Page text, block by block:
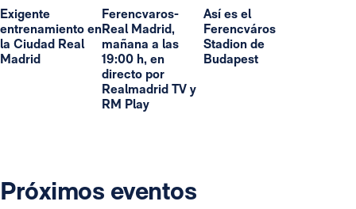
Exigente
entrenamiento en
la Ciudad Real
Madrid
Ferencvaros-
Real Madrid,
mañana a las
19:00 h, en
directo por
Realmadrid TV y
RM Play
Así es el
Ferencváros
Stadion de
Budapest
Próximos eventos